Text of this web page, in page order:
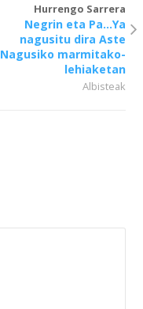
Hurrengo Sarrera
Negrin eta Pa…Ya
nagusitu dira Aste
Nagusiko marmitako-
lehiaketan
Albisteak